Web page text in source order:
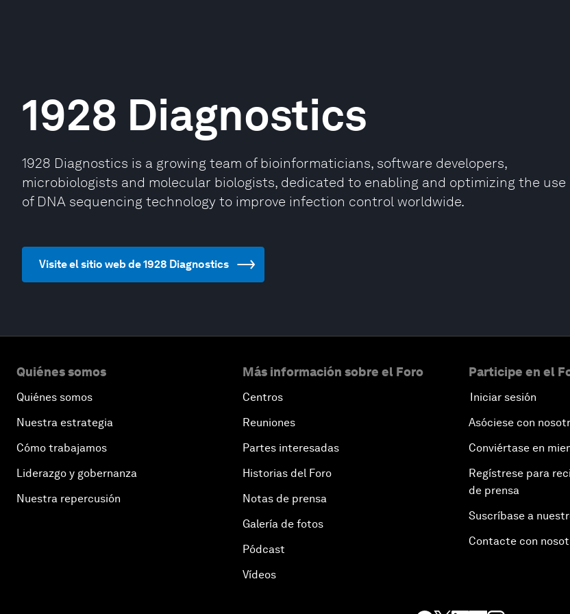
1928 Diagnostics
1928 Diagnostics is a growing team of bioinformaticians, software developers,
microbiologists and molecular biologists, dedicated to enabling and optimizing the use
of DNA sequencing technology to improve infection control worldwide.
Visite el sitio web de 1928 Diagnostics
Quiénes somos
Quiénes somos
Nuestra estrategia
Cómo trabajamos
Liderazgo y gobernanza
Nuestra repercusión
Más información sobre el Foro
Centros
Reuniones
Partes interesadas
Historias del Foro
Notas de prensa
Galería de fotos
Pódcast
Vídeos
Participe en el
Iniciar sesión
Asóciese con
Conviértase en
Regístrese para
de prensa
Suscríbase a
Contacte con